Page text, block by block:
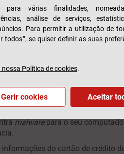
e pedir novos.
utilize umsoftwarelegítimo de
las do computador.
informáticos
de ser alvo de um
todas as suas contas
de as consultar. Sempre que
adicionando um número de
difícil a intrusão.
malwarepara o seu
do cartão de crédito
várias finalidades,
análise de serviços,
Para permitir a utilização de
todos”, se quiser definir as suas
Política de cookies.
Gerir cookies Aceitar